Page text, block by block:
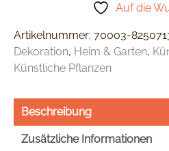
Auf die
Artikelnummer: 70003-
Dekoration, Heim & Garten,
Künstliche Pflanzen
Beschreibung
Zusätzliche Informationen